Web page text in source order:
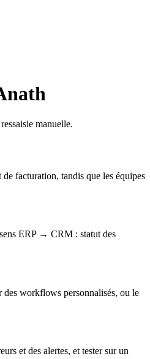
manuelle.
facturation, tandis que les équipes
ERP → CRM : statut des
workflows personnalisés, ou le
et des alertes, et tester sur un